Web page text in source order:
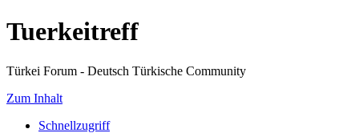
Tuerkeitreff
Türkei Forum - Deutsch Türkische Community
Zum Inhalt
Schnellzugriff